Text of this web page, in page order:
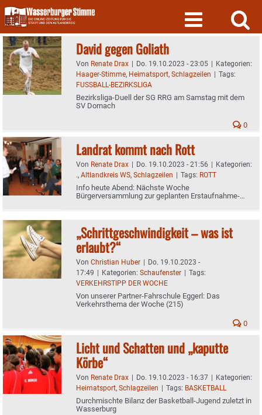
Skip
to
content
David gegen Goliath
Von Renate Drax | Do. 19.10.2023 - 23:05 | Kategorien:
Haager-Stimme, Heimatsport, Schlagzeilen | Tags:
FUSSBALL-BEZIRKSLIGA
Bezirksliga-Duell der SG RRG am Samstag mit dem
SV Dornach
0
Landrat kommt nach Rott
Von Renate Drax | Do. 19.10.2023 - 21:56 | Kategorien:
., Altlandkreis WS, Schlagzeilen | Tags: ROTT
Info heute Abend: Nächste Woche
Bürgerversammlung zur geplanten Erstaufnahme-
„Schrittgeschwindigkeit – was ist
erlaubt?“
Von Christian Huber | Do. 19.10.2023 -
17:49 | Kategorien: Schaufenster | Tags:
VERKEHRSTIPP DER WOCHE
Von unserer Partner-Fahrschule Eggerl: Das
Verkehrsthema der Woche (215)
0
Licht und Schatten und „kaputte
Körbe“
Von Renate Drax | Do. 19.10.2023 - 16:37 | Kategorien:
Heimatsport, Schlagzeilen | Tags: BASKETBALL
Durchmischte Bilanz der Basketball-Jugend zuletzt in
Wasserburg